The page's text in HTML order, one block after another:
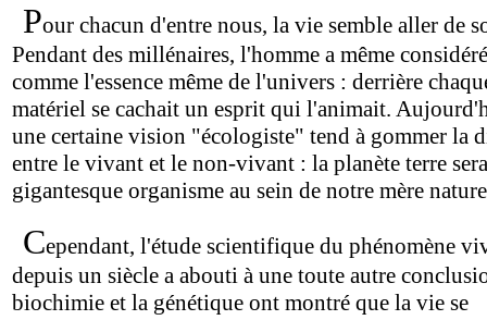
Pour chacun d'entre nous, la vie semble aller de
Pendant des millénaires, l'homme a même
comme l'essence même de l'univers : derrière
matériel se cachait un esprit qui l'animait.
une certaine vision "écologiste" tend à gommer la
entre le vivant et le non-vivant : la planète terre
gigantesque organisme au sein de notre mère
Cependant, l'étude scientifique du phénomène
depuis un siècle a abouti à une toute autre
biochimie et la génétique ont montré que la vie se